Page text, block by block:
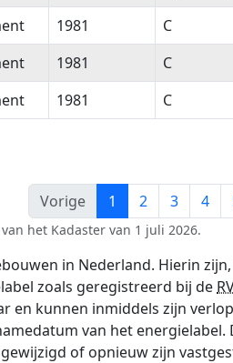
1981 C
1981 C
1981 C
Vorige
1 2 3 4
het Kadaster van 1 juli 2026.
in Nederland. Hierin
zoals geregistreerd bij de
en kunnen inmiddels zijn
van het energielabel.
of opnieuw zijn